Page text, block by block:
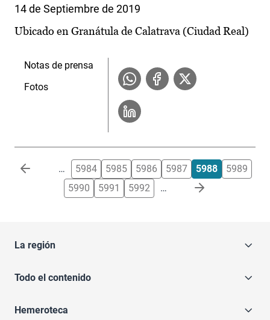
14 de Septiembre de 2019
Ubicado en Granátula de Calatrava (Ciudad Real)
Notas de prensa
Fotos
Paginación … 5984 5985 5986 5987 5988
5989
5990
5991 5992 …
La región
Todo el contenido
Hemeroteca